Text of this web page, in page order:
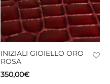
INIZIALI GIOIELLO ORO
ROSA
350,00€